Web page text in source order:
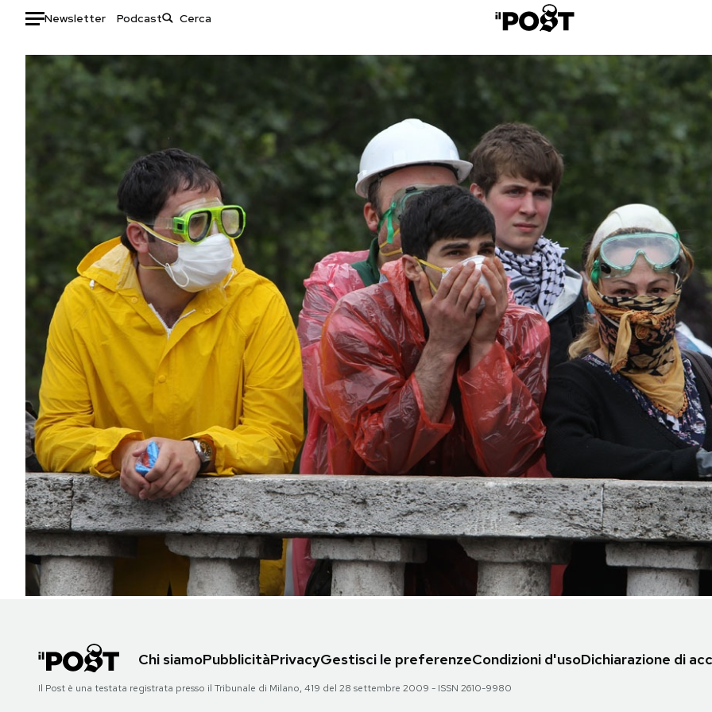
Newsletter Podcast
Auto
HOME
Tecnologia
Internet
Scienza
Cultura
Economia
Sport
Moda
Libri
Consumismi
Storie/Idee
Ok Boomer!
Media
Europa
Altrecose
Mondiali calcio 2026
PODCAST
NEWSLETTER
I MIEI PREFERITI
SHOP
CALENDARIO
AREA PERSONALE
Area Personale
Chi siamoPubblicitàPrivacyGestisci le preferenzeCondizioni d'usoDichiarazione di
Il Post è una testata registrata presso il Tribunale di Milano, 419 del 28 settembre 2009 - ISSN 2610-9980